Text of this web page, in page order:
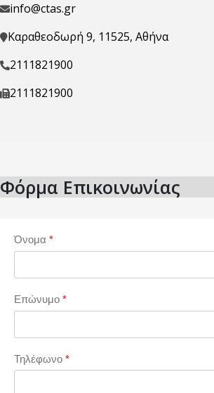
info@ctas.gr
Καραθεοδωρή 9, 11525, Αθήνα
2111821900
2111821900
Φόρμα Επικοινωνίας
Όνομα *
Επώνυμο *
Τηλέφωνο *